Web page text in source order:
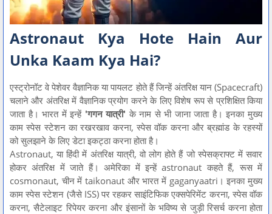
Astronaut Kya Hote Hain Aur
Unka Kaam Kya Hai?
एस्ट्रोनॉट वे पेशेवर वैज्ञानिक या पायलट होते हैं जिन्हें अंतरिक्ष यान (Spacecraft)
चलाने और अंतरिक्ष में वैज्ञानिक प्रयोग करने के लिए विशेष रूप से प्रशिक्षित किया
जाता है। भारत में इन्हें 'गगन यात्री' के नाम से भी जाना जाता है। इनका मुख्य
काम स्पेस स्टेशन का रखरखाव करना, स्पेस वॉक करना और ब्रह्मांड के रहस्यों
को सुलझाने के लिए डेटा इकट्ठा करना होता है।
Astronaut, या हिंदी में अंतरिक्ष यात्री, वो लोग होते हैं जो स्पेसक्राफ्ट में सवार
होकर अंतरिक्ष में जाते हैं। अमेरिका में इन्हें astronaut कहते हैं, रूस में
cosmonaut, चीन में taikonaut और भारत में gaganyaatri। इनका मुख्य
काम स्पेस स्टेशन (जैसे ISS) पर रहकर साइंटिफिक एक्सपेरिमेंट करना, स्पेस वॉक
करना, सैटेलाइट रिपेयर करना और इंसानों के भविष्य से जुड़ी रिसर्च करना होता